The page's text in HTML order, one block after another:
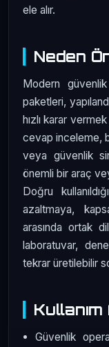
ele alır.
Neden
Modern
paketleri,
hızlı karar
cevap inceleme,
veya güvenlik
önemli bir araç
Doğru
azaltmaya,
arasında ortak
laboratuvar,
tekrar üretilebilir
Kullanım
Güvenlik